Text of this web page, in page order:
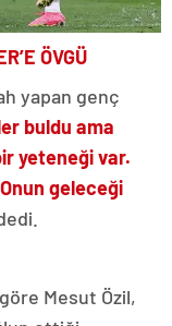
ÖVGÜ
yapan genç
buldu ama
yeteneği var.
geleceği
Mesut Özil,